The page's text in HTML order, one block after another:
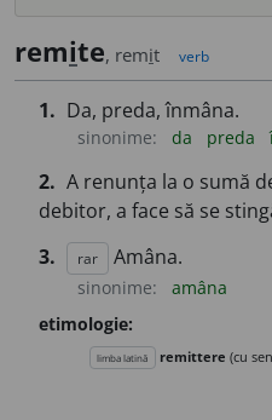
remite, remit verb
1. Da, preda, înmâna.
sinonime: da preda
2. A renunța la o sumă
debitor, a face să se
3.
rar Amâna.
sinonime:
amâna
etimologie:
limba latină remittere (cu